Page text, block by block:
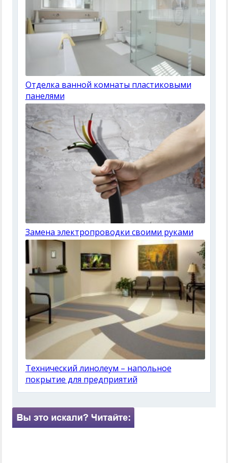
Отделка ванной комнаты пластиковыми
панелями
Замена электропроводки своими руками
Технический линолеум – напольное
покрытие для предприятий